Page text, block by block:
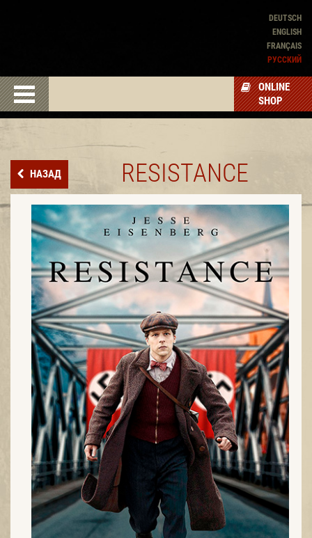
DEUTSCH
ENGLISH
FRANÇAIS
PУССКИЙ
ONLINE
SHOP
НАЗАД RESISTANCE